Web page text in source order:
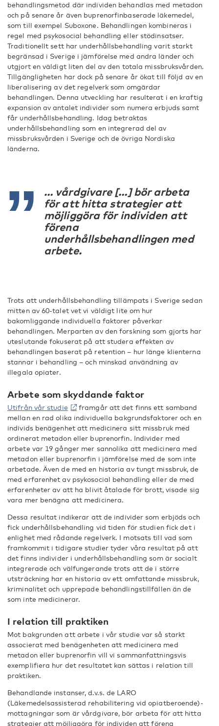
behandlingsmetod där individen behandlas med metadon
och på senare år även buprenorfinbaserade läkemedel,
som till exempel Suboxone. Behandlingen kombineras i
regel med psykosocial behandling eller stödinsatser.
Traditionellt sett har underhållsbehandling varit starkt
begränsad i Sverige i jämförelse med andra länder och
utgjort en väldigt liten del av den totala missbruksvården.
Tillgängligheten har dock på senare år ökat till följd av en
liberalisering av det regelverk som omgärdar
behandlingen. Denna utveckling har resulterat i en kraftig
expansion av antalet individer som numera erbjuds samt
får underhållsbehandling. Idag betraktas
underhållsbehandling som en integrerad del av
missbruksvården i Sverige och de övriga Nordiska
länderna.
… vårdgivare […] bör arbeta
för att hitta strategier att
möjliggöra för individen att
förena
underhållsbehandlingen med
arbete.
Trots att underhållsbehandling tillämpats i Sverige sedan
mitten av 60-talet vet vi väldigt lite om hur
bakomliggande individuella faktorer påverkar
behandlingen. Merparten av den forskning som gjorts har
uteslutande fokuserat på att studera effekten av
behandlingen baserat på retention – hur länge klienterna
stannar i behandling – och minskad användning av
illegala opiater.
Arbete som skyddande faktor
Utifrån vår studie
framgår att det finns ett samband
mellan en rad olika individuella bakgrundsfaktorer och en
individs benägenhet att medicinera sitt missbruk med
ordinerat metadon eller buprenorfin. Individer med
arbete var 19 gånger mer sannolika att medicinera med
metadon eller buprenorfin i jämförelse med de som inte
arbetade. Även de med en historia av tungt missbruk, de
med erfarenhet av psykosocial behandling eller de med
erfarenheter av att ha blivit åtalade för brott, visade sig
vara mer benägna att medicinera.
Dessa resultat indikerar att de individer som erbjöds och
fick underhållsbehandling vid tiden för studien fick det i
enlighet med rådande regelverk. I motsats till vad som
framkommit i tidigare studier tyder våra resultat på att
det finns individer i underhållsbehandling som är socialt
integrerade och välfungerande trots att de i större
utsträckning har en historia av ett omfattande missbruk,
kriminalitet och upprepade behandlingstillfällen än de
som inte medicinerar.
I relation till praktiken
Mot bakgrunden att arbete i vår studie var så starkt
associerat med benägenheten att medicinera med
metadon eller buprenorfin vill vi sammanfattningsvis
exemplifiera hur det resultatet kan sättas i relation till
praktiken.
Behandlande instanser, d.v.s. de LARO
(Läkemedelsassisterad rehabilitering vid opiatberoende)-
mottagningar som är vårdgivare, bör arbeta för att hitta
strategier att möjliggöra för individen att förena